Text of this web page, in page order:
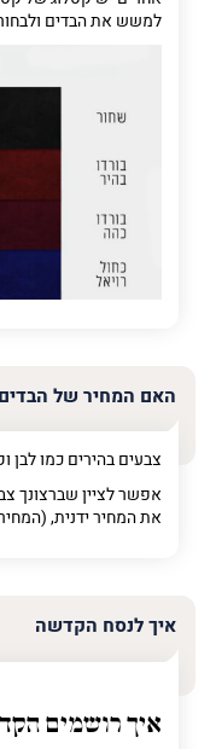
פרט על מה מדובר
למשש את הבדים ולבחור
האם המחיר של
צבעים בהירים כמו לבן וקרם עולה 25%
אפשר לציין שברצונך
את המחיר ידנית,
איך לנסח הקדשה
איך רושמים